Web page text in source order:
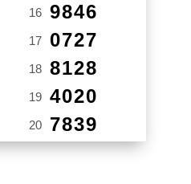
16 9846
17 0727
18 8128
19 4020
20 7839